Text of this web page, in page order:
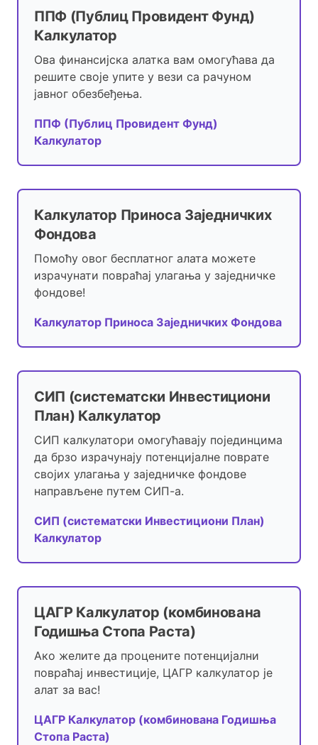
ППФ (Публиц Провидент Фунд)
Калкулатор
Ова финансијска алатка вам омогућава да
решите своје упите у вези са рачуном
јавног обезбеђења.
ППФ (Публиц Провидент Фунд)
Калкулатор
Калкулатор Приноса Заједничких
Фондова
Помоћу овог бесплатног алата можете
израчунати повраћај улагања у заједничке
фондове!
Калкулатор Приноса Заједничких Фондова
СИП (систематски Инвестициони
План) Калкулатор
СИП калкулатори омогућавају појединцима
да брзо израчунају потенцијалне поврате
својих улагања у заједничке фондове
направљене путем СИП-а.
СИП (систематски Инвестициони План)
Калкулатор
ЦАГР Калкулатор (комбинована
Годишња Стопа Раста)
Ако желите да процените потенцијални
повраћај инвестиције, ЦАГР калкулатор је
алат за вас!
ЦАГР Калкулатор (комбинована Годишња
Стопа Раста)